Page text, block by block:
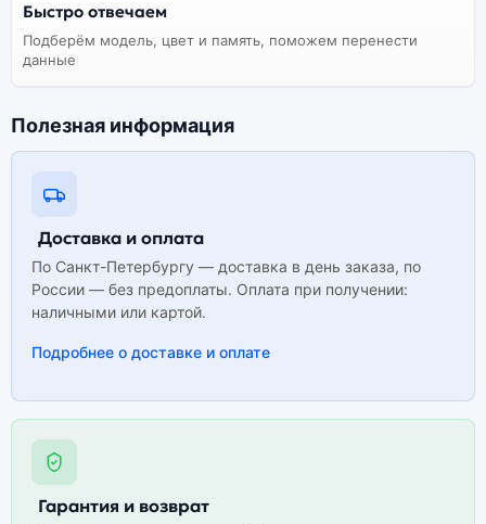
Быстро отвечаем
Подберём модель, цвет и память, поможем перенести
данные
Полезная информация
Доставка и оплата
По Санкт-Петербургу — доставка в день заказа, по
России — без предоплаты. Оплата при получении:
наличными или картой.
Подробнее о доставке и оплате
Гарантия и возврат